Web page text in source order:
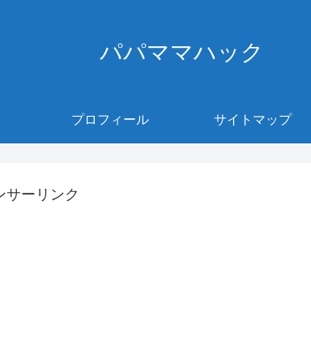
パパママハック
プロフィール サイトマップ
サーリンク